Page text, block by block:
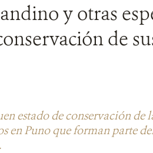
y otras
de
estado de conservación de
en Puno que forman parte